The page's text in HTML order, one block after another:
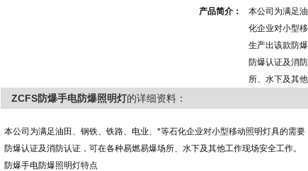
产品简介：
本公司为满足
化企业对小型
生产出该款防
防爆认证及消
所、水下及其
ZCFS防爆手电防爆照明灯的详细资料：
本公司为满足油田、钢铁、铁路、电业、*等石化企业对小型移动照明灯具的需
防爆认证及消防认证，可在各种易燃易爆场所、水下及其他工作现场安全工作。
防爆手电防爆照明灯特点